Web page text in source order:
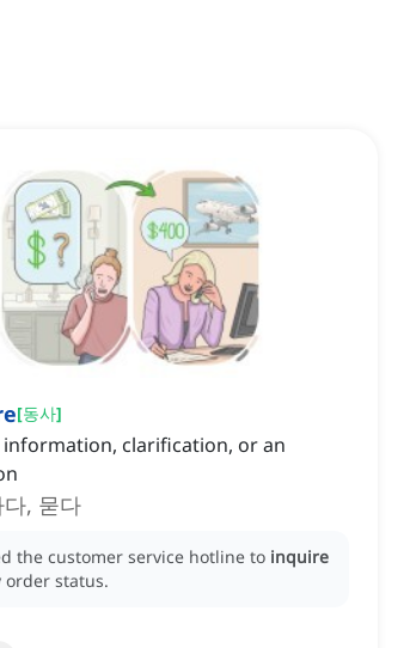
[동사]
clarification, or an
, 묻다
the customer service hotline to inquire
order status.